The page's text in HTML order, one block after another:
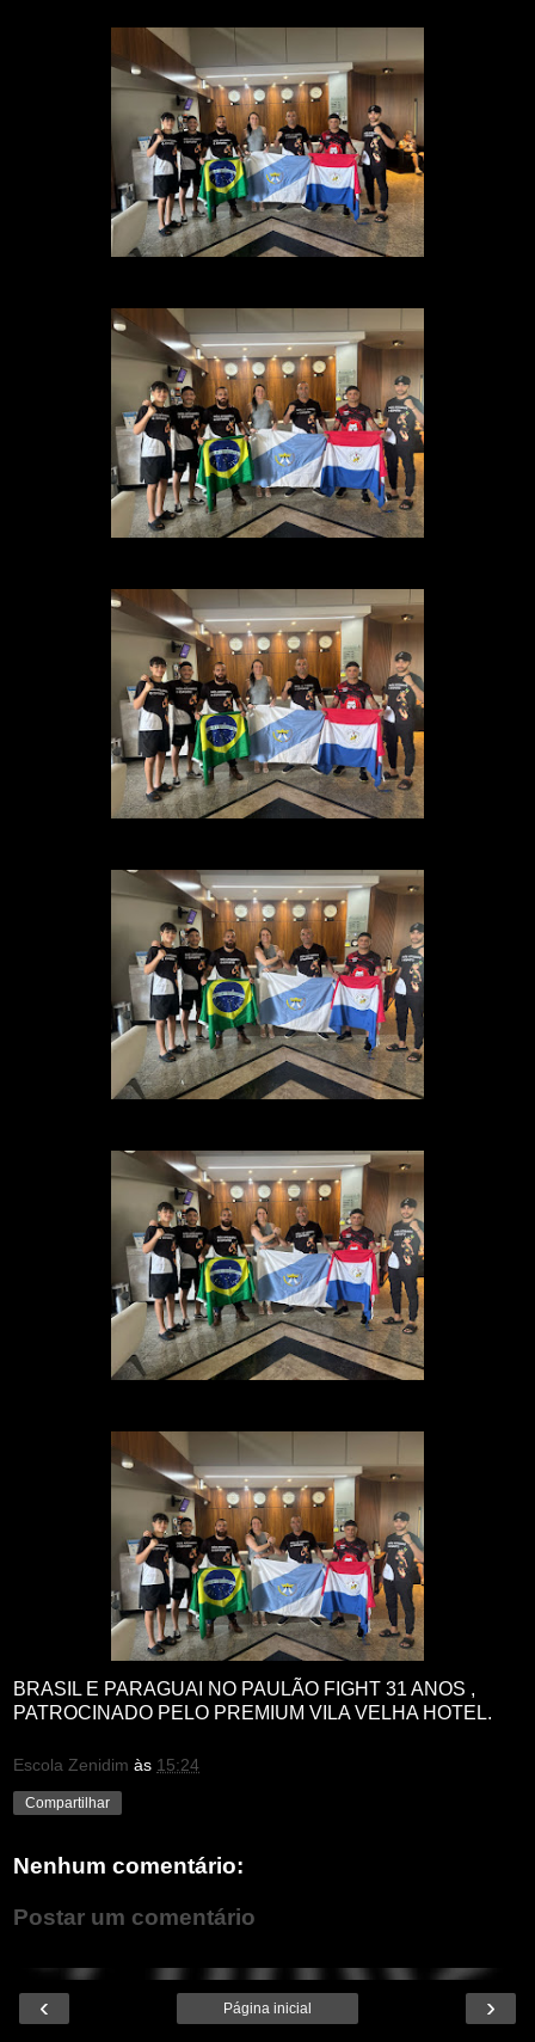
BRASIL E PARAGUAI NO PAULÃO FIGHT 31 ANOS ,
PATROCINADO PELO PREMIUM VILA VELHA HOTEL.
Escola Zenidim às 15:24
Compartilhar
Nenhum comentário:
Postar um comentário
‹ ›
Página inicial